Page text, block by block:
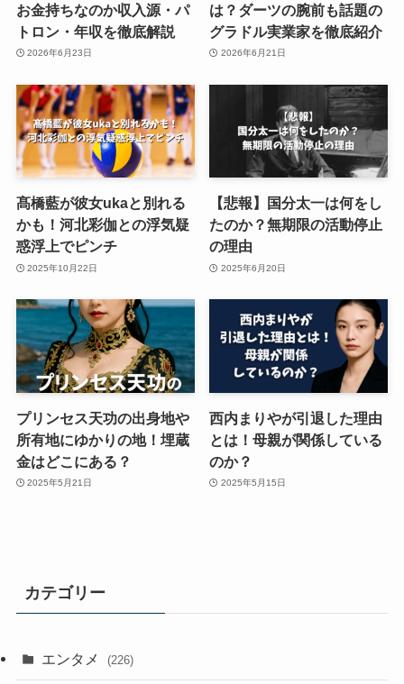
お金持ちなのか収入源・パ
トロン・年収を徹底解説
2026年6月23日
は？ダーツの腕前も話題の
グラドル実業家を徹底紹介
2026年6月21日
髙橋藍が彼女ukaと別れる
かも！河北彩伽との浮気疑
惑浮上でピンチ
2025年10月22日
【悲報】国分太一は何をし
たのか？無期限の活動停止
の理由
2025年6月20日
プリンセス天功の出身地や
所有地にゆかりの地！埋蔵
金はどこにある？
2025年5月21日
西内まりやが引退した理由
とは！母親が関係している
のか？
2025年5月15日
カテゴリー
エンタメ (226)